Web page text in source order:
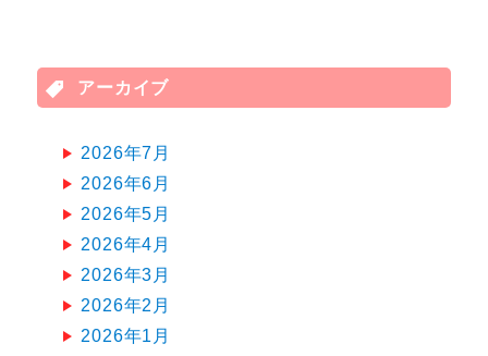
アーカイブ
2026年7月
2026年6月
2026年5月
2026年4月
2026年3月
2026年2月
2026年1月